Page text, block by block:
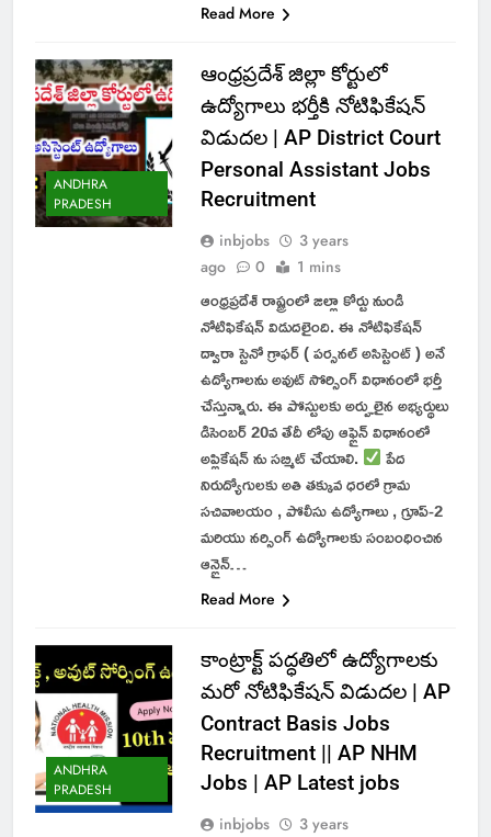
Read More
ANDHRA
PRADESH
ఆంధ్రప్రదేశ్ జిల్లా కోర్టులో
ఉద్యోగాలు భర్తీకి నోటిఫికేషన్
విడుదల | AP District Court
Personal Assistant Jobs
Recruitment
inbjobs
3 years
ago
0 1 mins
ఆంధ్రప్రదేశ్ రాష్ట్రంలో జిల్లా కోర్టు నుండి
నోటిఫికేషన్ విడుదలైంది. ఈ నోటిఫికేషన్
ద్వారా స్టెనో గ్రాఫర్ ( పర్సనల్ అసిస్టెంట్ ) అనే
ఉద్యోగాలను అవుట్ సోర్సింగ్ విధానంలో భర్తీ
చేస్తున్నారు. ఈ పోస్టులకు అర్హులైన అభ్యర్థులు
డిసెంబర్ 20వ తేదీ లోపు ఆఫ్లైన్ విధానంలో
అప్లికేషన్ ను సబ్మిట్ చేయాలి.
పేద
నిరుద్యోగులకు అతి తక్కువ ధరలో గ్రామ
సచివాలయం , పోలీసు ఉద్యోగాలు , గ్రూప్-2
మరియు నర్సింగ్ ఉద్యోగాలకు సంబంధించిన
ఆన్లైన్…
Read More
ANDHRA
PRADESH
కాంట్రాక్ట్ పద్ధతిలో ఉద్యోగాలకు
మరో నోటిఫికేషన్ విడుదల | AP
Contract Basis Jobs
Recruitment || AP NHM
Jobs | AP Latest jobs
inbjobs
3 years